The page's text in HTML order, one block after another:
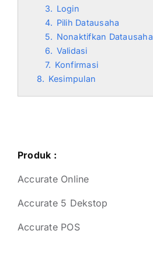
3. Login
4. Pilih Datausaha
5. Nonaktifkan Datausaha
6. Validasi
7. Konfirmasi
8. Kesimpulan
Produk :
Accurate Online
Accurate 5 Dekstop
Accurate POS